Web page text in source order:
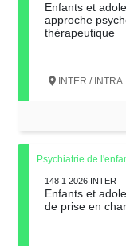
Enfants et
approche
thérapeutique
INTER / INTRA
Psychiatrie de
148 1 2026 INTER
Enfants et
de prise en